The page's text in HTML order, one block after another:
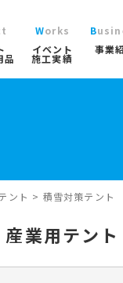
品
て
イベント用テ
トレーラー
ステージ
イベント
施工実績
Works
事業
ベント事業 屋
リ 実績
ント > 積雪対策テント
産業用テント